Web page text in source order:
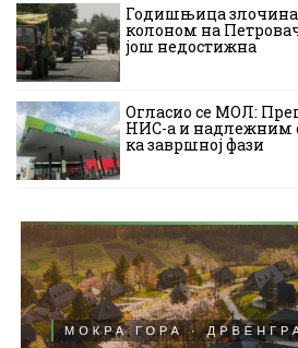
Годишњица
колоном на
још недостижна
Огласио се МОЛ:
НИС-а и надлежним
ка завршној фази